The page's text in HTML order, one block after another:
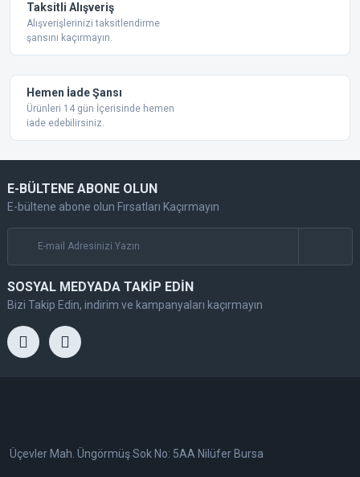
Taksitli Alışveriş
Alışverişlerinizi taksitlendirme
şansını kaçırmayın.
Hemen İade Şansı
Ürünleri 14 gün İçerisinde hemen
iade edebilirsiniz.
E-BÜLTENE ABONE OLUN
E-bültene abone olun Fırsatları Kaçırmayın
SOSYAL MEDYADA TAKİP EDİN
Bizi Takip Edin, indirim ve kampanyaları kaçırmayın
Üçevler Mah. Üngörmüş Sok No: 5AA Nilüfer Bursa